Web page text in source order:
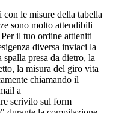
le misure della tabella
sono molto attendibili
il tuo ordine attieniti
diversa inviaci la
presa da dietro, la
la misura del giro vita
chiamando il
a
scrivilo sul form